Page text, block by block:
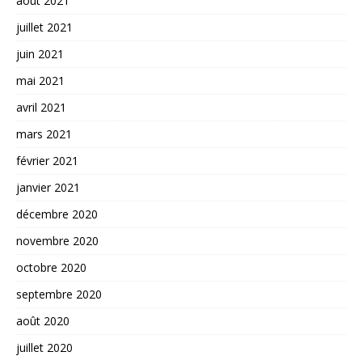
juillet 2021
juin 2021
mai 2021
avril 2021
mars 2021
février 2021
janvier 2021
décembre 2020
novembre 2020
octobre 2020
septembre 2020
août 2020
juillet 2020